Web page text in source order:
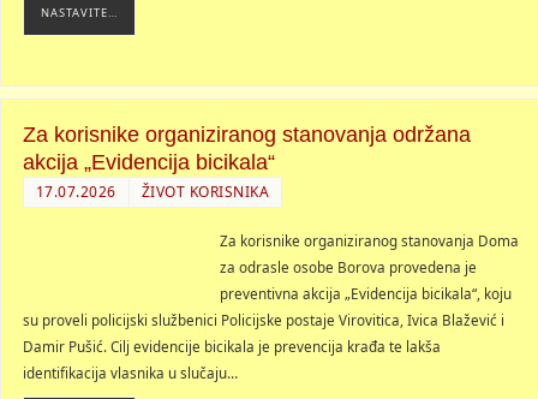
NASTAVITE…
Za korisnike organiziranog stanovanja održana
akcija „Evidencija bicikala“
17.07.2026 ŽIVOT KORISNIKA
Za korisnike organiziranog stanovanja Doma
za odrasle osobe Borova provedena je
preventivna akcija „Evidencija bicikala“, koju
su proveli policijski službenici Policijske postaje Virovitica, Ivica Blažević i
Damir Pušić. Cilj evidencije bicikala je prevencija krađa te lakša
identifikacija vlasnika u slučaju…